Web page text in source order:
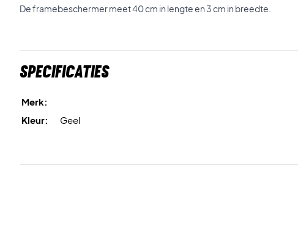
De framebeschermer meet 40 cm in lengte en 3 cm in breedte.
Specificaties
Merk:
Kleur:
Geel